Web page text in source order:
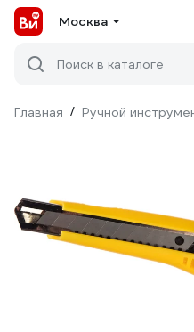
Москва
Поиск в каталоге
Главная / Ручной